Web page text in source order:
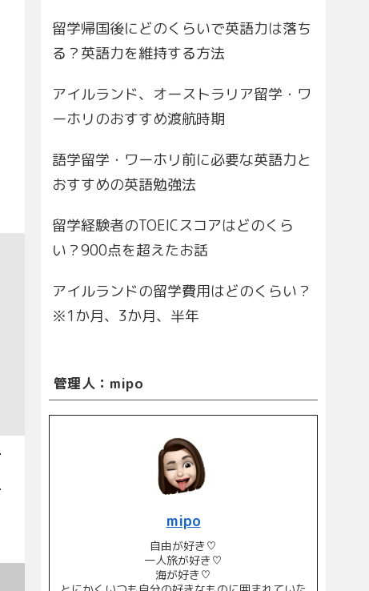
留学帰国後にどのくらいで英語力は落ち
る？英語力を維持する方法
アイルランド、オーストラリア留学・ワ
ーホリのおすすめ渡航時期
語学留学・ワーホリ前に必要な英語力と
おすすめの英語勉強法
留学経験者のTOEICスコアはどのくら
い？900点を超えたお話
アイルランドの留学費用はどのくらい？
※1か月、3か月、半年
管理人：mipo
mipo
自由が好き♡
一人旅が好き♡
海が好き♡